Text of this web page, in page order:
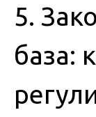
5.
база: